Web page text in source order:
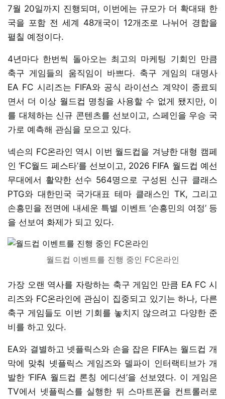
7월 20일까지 진행되며, 이번에는 규모가 더 확대돼 한
국을 포함 전 세계 48개국이 12개조로 나뉘어 경합을
펼칠 예정이다.
4년마다 한번씩 돌아오는 최고의 마케팅 기회인 만큼
축구 게임들의 움직임이 바쁘다. 축구 게임의 대명사
EA FC 시리즈는 FIFA와 공식 라이선스 계약이 종료되
면서 더 이상 월드컵 명칭을 사용할 수 없게 됐지만, 이
를 대체하는 신규 콘텐츠를 선보이고, 스페인을 우승 국
가로 예측해 관심을 모으고 있다.
넥슨의 FC온라인 역시 이번 월드컵을 겨냥한 대형 캠페
인 ‘FC월드 페스타’를 선보이고, 2026 FIFA 월드컵 예선
무대에서 활약한 선수 564명으로 구성된 신규 클래스
PTG와 대한민국 국가대표 테마 클래스인 TK, 그리고
손흥민을 전면에 내세운 특별 이벤트 ‘손흥민의 여정’ 등
을 선보여 화제가 되고 있다.
월드컵 이벤트를 진행 중인 FC온라인
가장 오랜 역사를 자랑하는 축구 게임인 만큼 EA FC 시
리즈와 FC온라인에 관심이 집중되고 있기는 하나, 다른
축구 게임들도 이번 기회를 놓치지 않으려고 다양한 준
비를 하고 있다.
EA와 결별하고 넷플릭스와 손을 잡은 FIFA는 월드컵 개
막에 맞춰 넷플릭스 게임즈와 델파이 인터랙티브가 개
발한 ‘FIFA 월드컵 론칭 에디션’을 선보였다. 이 게임은
TV에서 넷플릭스를 실행한 뒤 스마트폰을 컨트롤러로